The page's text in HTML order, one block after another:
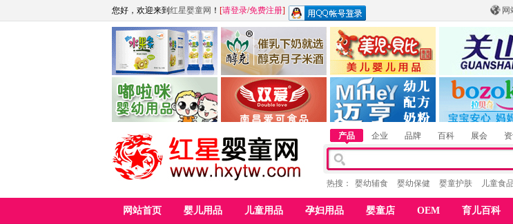
网
您好，欢迎来到 红星婴童网 ！ [请登录/免费注册]
江西麦嘟嘟食品有限公司
青岛嘟啦咪婴幼儿用品公司
江西醇之客月子米酒 惠州市美儿婴儿用品公司
湖南迈亨母婴用品有限公司
陕西关山乳业有
香港欧嘻高婴童用
产品 企业 品牌 百科 展会
热搜： 婴幼辅食 婴幼保健 婴童护肤 儿童食品
网站首页 婴儿用品 儿童用品 孕妇用品 婴童店 OEM 育儿百科